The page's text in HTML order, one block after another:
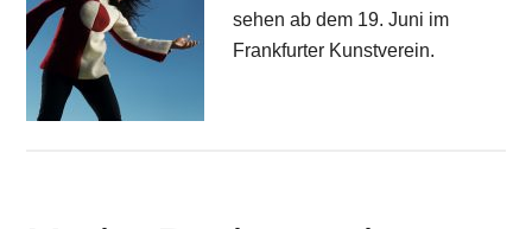
sehen ab dem 19. Juni im
Frankfurter Kunstverein.